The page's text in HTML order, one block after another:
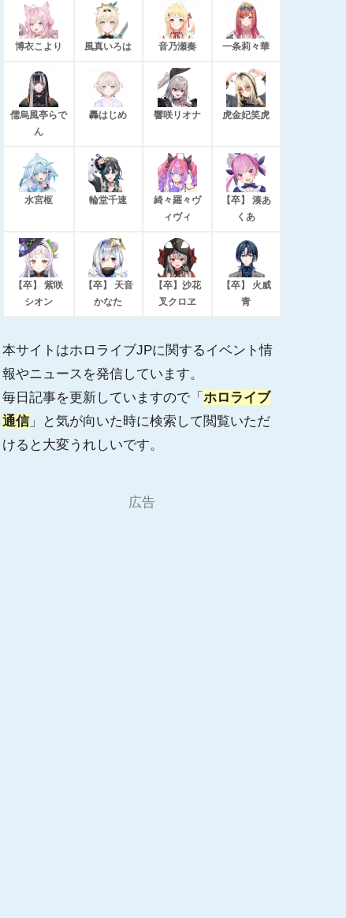
博衣こより 風真いろは 音乃瀬奏 一条莉々華
儒烏風亭らで
ん
轟はじめ 響咲リオナ 虎金妃笑虎
水宮枢 輪堂千速
綺々羅々ヴ
ィヴィ
【卒】 湊あ
くあ
【卒】 紫咲
シオン
【卒】 天音
かなた
【卒】沙花
叉クロヱ
【卒】 火威
青
本サイトはホロライブJPに関するイベント情
報やニュースを発信しています。
毎日記事を更新していますので「 ホロライブ
通信」と気が向いた時に検索して閲覧いただ
けると大変うれしいです。
広告